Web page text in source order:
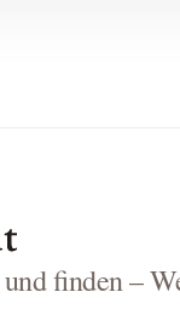
finden –